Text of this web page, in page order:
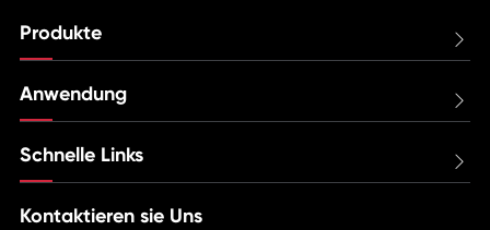
Produkte 
Anwendung 
Schnelle Links 
Kontaktieren sie Uns